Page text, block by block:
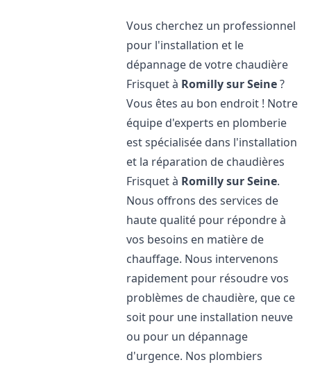
Vous cherchez un professionnel
pour l'installation et le
dépannage de votre chaudière
Frisquet à Romilly sur Seine?
Vous êtes au bon endroit ! Notre
équipe d'experts en plomberie
est spécialisée dans l'installation
et la réparation de chaudières
Frisquet à Romilly sur Seine.
Nous offrons des services de
haute qualité pour répondre à
vos besoins en matière de
chauffage. Nous intervenons
rapidement pour résoudre vos
problèmes de chaudière, que ce
soit pour une installation neuve
ou pour un dépannage
d'urgence. Nos plombiers